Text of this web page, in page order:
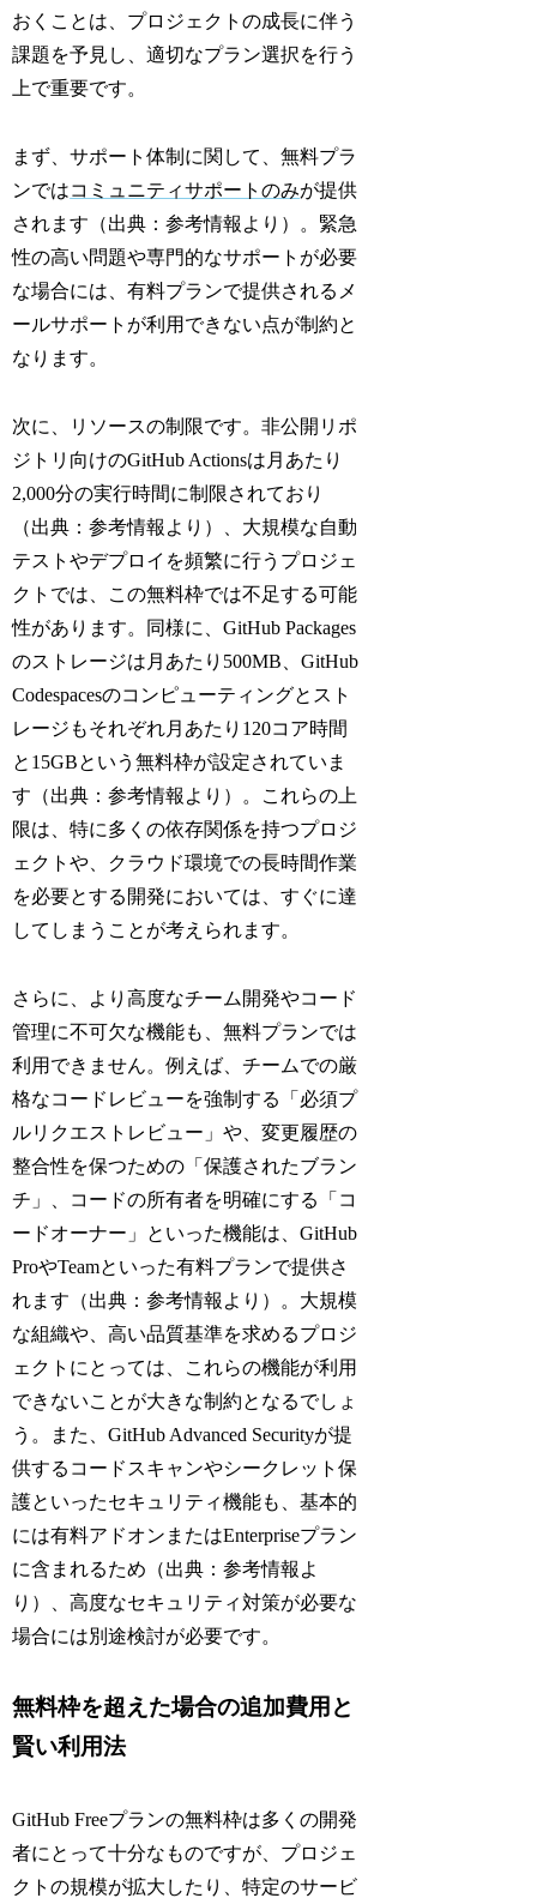
おくことは、プロジェクトの成長に伴う
課題を予見し、適切なプラン選択を行う
上で重要です。
まず、サポート体制に関して、無料プラ
ンではコミュニティサポートのみが提供
されます（出典：参考情報より）。緊急
性の高い問題や専門的なサポートが必要
な場合には、有料プランで提供されるメ
ールサポートが利用できない点が制約と
なります。
次に、リソースの制限です。非公開リポ
ジトリ向けのGitHub Actionsは月あたり
2,000分の実行時間に制限されており
（出典：参考情報より）、大規模な自動
テストやデプロイを頻繁に行うプロジェ
クトでは、この無料枠では不足する可能
性があります。同様に、GitHub Packages
のストレージは月あたり500MB、GitHub
Codespacesのコンピューティングとスト
レージもそれぞれ月あたり120コア時間
と15GBという無料枠が設定されていま
す（出典：参考情報より）。これらの上
限は、特に多くの依存関係を持つプロジ
ェクトや、クラウド環境での長時間作業
を必要とする開発においては、すぐに達
してしまうことが考えられます。
さらに、より高度なチーム開発やコード
管理に不可欠な機能も、無料プランでは
利用できません。例えば、チームでの厳
格なコードレビューを強制する「必須プ
ルリクエストレビュー」や、変更履歴の
整合性を保つための「保護されたブラン
チ」、コードの所有者を明確にする「コ
ードオーナー」といった機能は、GitHub
ProやTeamといった有料プランで提供さ
れます（出典：参考情報より）。大規模
な組織や、高い品質基準を求めるプロジ
ェクトにとっては、これらの機能が利用
できないことが大きな制約となるでしょ
う。また、GitHub Advanced Securityが提
供するコードスキャンやシークレット保
護といったセキュリティ機能も、基本的
には有料アドオンまたはEnterpriseプラン
に含まれるため（出典：参考情報よ
り）、高度なセキュリティ対策が必要な
場合には別途検討が必要です。
無料枠を超えた場合の追加費用と
賢い利用法
GitHub Freeプランの無料枠は多くの開発
者にとって十分なものですが、プロジェ
クトの規模が拡大したり、特定のサービ